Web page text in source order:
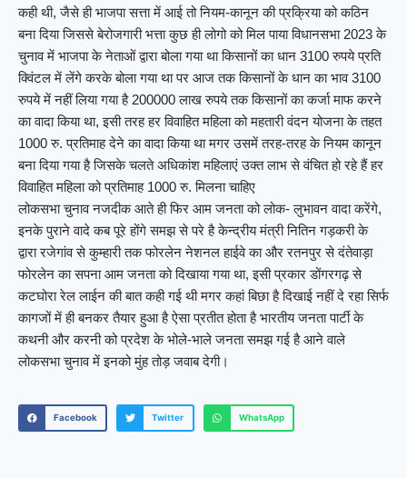
कही थी, जैसे ही भाजपा सत्ता में आई तो नियम-कानून की प्रक्रिया को कठिन
बना दिया जिससे बेरोजगारी भत्ता कुछ ही लोगो को मिल पाया विधानसभा 2023 के
चुनाव में भाजपा के नेताओं द्वारा बोला गया था किसानों का धान 3100 रुपये प्रति
क्विंटल में लेंगे करके बोला गया था पर आज तक किसानों के धान का भाव 3100
रुपये में नहीं लिया गया है 200000 लाख रुपये तक किसानों का कर्जा माफ करने
का वादा किया था, इसी तरह हर विवाहित महिला को महतारी वंदन योजना के तहत
1000 रु. प्रतिमाह देने का वादा किया था मगर उसमें तरह-तरह के नियम कानून
बना दिया गया है जिसके चलते अधिकांश महिलाएं उक्त लाभ से वंचित हो रहे हैं हर
विवाहित महिला को प्रतिमाह 1000 रु. मिलना चाहिए
लोकसभा चुनाव नजदीक आते ही फिर आम जनता को लोक- लुभावन वादा करेंगे,
इनके पुराने वादे कब पूरे होंगे समझ से परे है केन्द्रीय मंत्री नितिन गड़करी के
द्वारा रजेगांव से कुम्हारी तक फोरलेन नेशनल हाईवे का और रतनपुर से दंतेवाड़ा
फोरलेन का सपना आम जनता को दिखाया गया था, इसी प्रकार डोंगरगढ़ से
कटघोरा रेल लाईन की बात कही गई थी मगर कहां बिछा है दिखाई नहीं दे रहा सिर्फ
कागजों में ही बनकर तैयार हुआ है ऐसा प्रतीत होता है भारतीय जनता पार्टी के
कथनी और करनी को प्रदेश के भोले-भाले जनता समझ गई है आने वाले
लोकसभा चुनाव में इनको मुंह तोड़ जवाब देगी।
Facebook Twitter WhatsApp